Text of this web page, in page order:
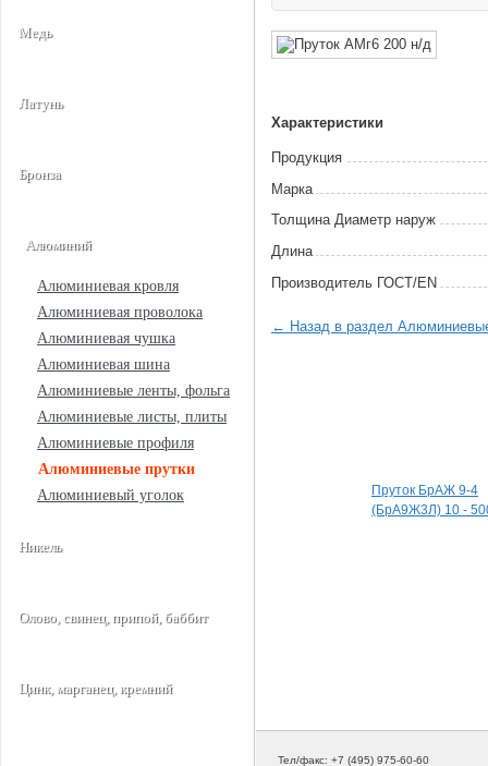
Медь
Латунь
Бронза
Алюминий
Алюминиевая кровля
Алюминиевая проволока
Алюминиевая чушка
Алюминиевая шина
Алюминиевые ленты, фольга
Алюминиевые листы, плиты
Алюминиевые профиля
Алюминиевые прутки
Алюминиевый уголок
Никель
Олово, свинец, припой, баббит
Цинк, марганец, кремний
Характеристики
Продукция
Марка
Толщина Диаметр наруж
Длина
Произво­дитель ГОСТ/EN
← Назад в раздел
Пруток БрАЖ 9-4
(БрА9Ж3Л) 10 -
Тел/факс: +7 (495) 975-60-60